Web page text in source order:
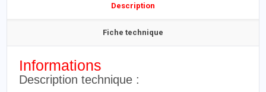
Description
Fiche technique
Informations
Description technique :